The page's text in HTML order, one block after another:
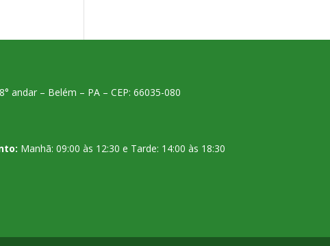
andar – Belém – PA – CEP: 66035-080
Manhã: 09:00 às 12:30 e Tarde: 14:00 às 18:30